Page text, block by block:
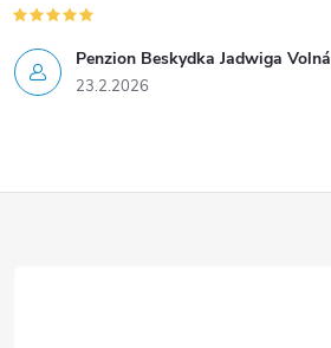
Penzion Beskydka Jadwiga Volná
23.2.2026